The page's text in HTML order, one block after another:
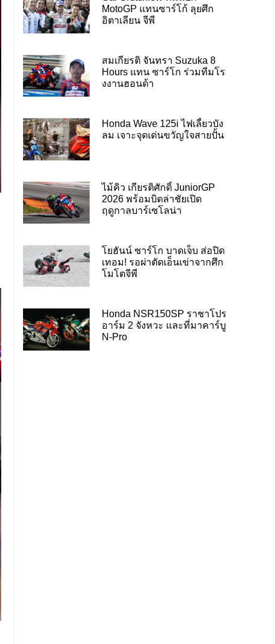
MotoGP แทนซาร์โก้ ลุยศึก
อิตาเลียน จีพี
สมเกียรติ จันทรา Suzuka 8
Hours แทน ซาร์โก ร่วมทีมโร
งงานฮอนด้า
Honda Wave 125i ไฟเลี้ยวบัง
ลม เจาะจุดเด่นขวัญใจสายปั้น
ไม้คิว เกียรติศักดิ์ JuniorGP
2026 พร้อมบิดล่าชัยเปิด
ฤดูกาลบาร์เซโลน่า
โยฮันน์ ซาร์โก บาดเจ็บ ส่อปิด
เทอม! รอผ่าตัดเอ็นเข่าจากศึก
โมโตจีพี
Honda NSR150SP ราชาโปร
อาร์ม 2 จังหวะ และที่มาคาร์บู
N-Pro